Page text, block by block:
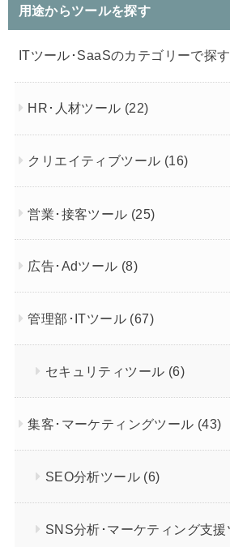
用途からツールを探す
ITツール･SaaSのカテゴリーで探す
HR･人材ツール (22)
クリエイティブツール (16)
営業･接客ツール (25)
広告･Adツール (8)
管理部･ITツール (67)
セキュリティツール (6)
集客･マーケティングツール (43)
SEO分析ツール (6)
SNS分析･マーケティング支援